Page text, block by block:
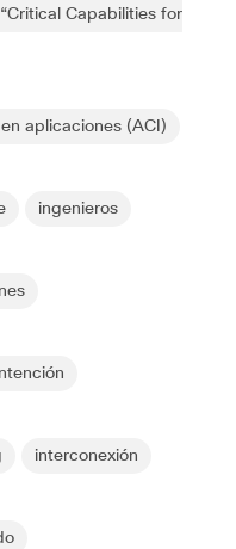
Capabilities for
aplicaciones (ACI)
ingenieros
interconexión